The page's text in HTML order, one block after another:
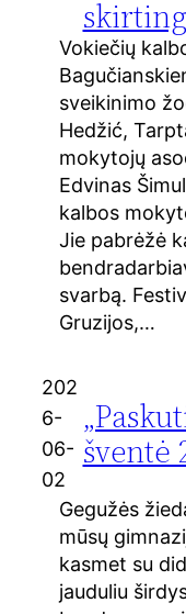
Vokiečių
sveikinimo
Hedžić,
mokytojų
Edvinas
kalbos
Jie pabrėžė
svarbą.
Gruzijos,…
202
6-
06-
02
šventė
Gegužės
mūsų
kasmet su
jauduliu